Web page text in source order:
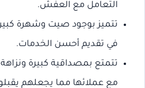
التعامل مع العفش.
تتميز بوجود صيت وشهرة
في تقديم أحسن الخدمات.
تتمتع بمصداقية كبيرة
مع عملائها مما يجعلهم